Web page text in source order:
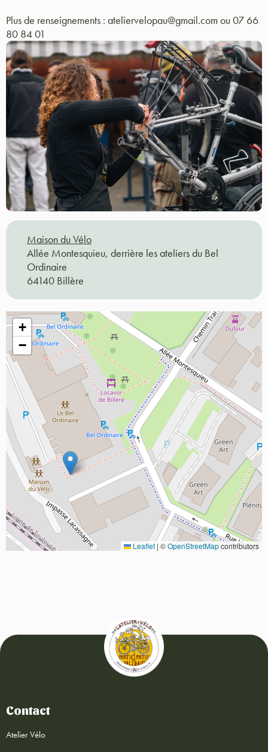
Plus de renseignements : ateliervelopau@gmail.com ou 07 66
80 84 01
Maison du Vélo
Allée Montesquieu, derrière les ateliers du Bel
Ordinaire
64140 Billère
+
−
Leaflet | ©OpenStreetMapcontributors
Contact
Atelier Vélo